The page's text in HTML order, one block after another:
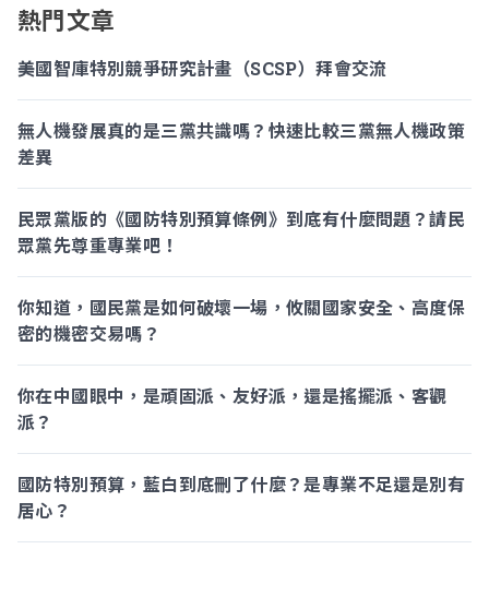
熱門文章
美國智庫特別競爭研究計畫（SCSP）拜會交流
無人機發展真的是三黨共識嗎？快速比較三黨無人機政策
差異
民眾黨版的《國防特別預算條例》到底有什麼問題？請民
眾黨先尊重專業吧！
你知道，國民黨是如何破壞一場，攸關國家安全、高度保
密的機密交易嗎？
你在中國眼中，是頑固派、友好派，還是搖擺派、客觀
派？
國防特別預算，藍白到底刪了什麼？是專業不足還是別有
居心？